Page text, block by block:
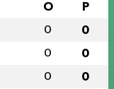
O P
0 0
0 0
0 0